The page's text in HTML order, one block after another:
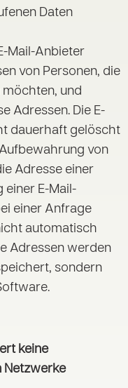
Daten
Mail-Anbieter
von Personen, die
und
Adressen. Die E-
dauerhaft gelöscht
von
Adresse einer
einer E-Mail-
einer Anfrage
automatisch
Adressen werden
sondern
keine
Netzwerke